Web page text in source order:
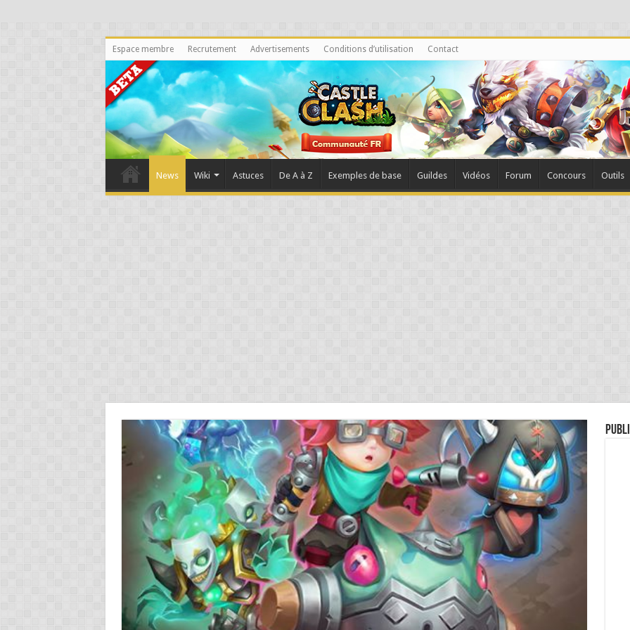
Espace membre Recrutement Advertisements Conditions d’utilisation Contact
News Wiki Astuces De A à Z Exemples de base Guildes Vidéos Forum Concours Outils